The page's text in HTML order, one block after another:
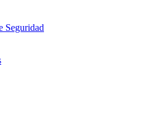
Seguridad